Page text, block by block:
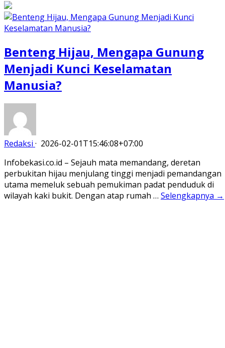
Benteng Hijau, Mengapa Gunung
Menjadi Kunci Keselamatan
Manusia?
Redaksi · 2026-02-01T15:46:08+07:00
Infobekasi.co.id – Sejauh mata memandang, deretan
perbukitan hijau menjulang tinggi menjadi pemandangan
utama memeluk sebuah pemukiman padat penduduk di
wilayah kaki bukit. Dengan atap rumah … Selengkapnya →